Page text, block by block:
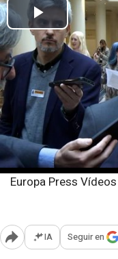
Europa Press Vídeos
Abrir opciones para
IA Seguir en